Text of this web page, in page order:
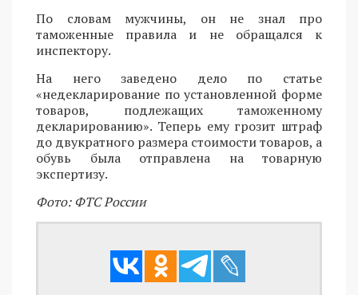
По словам мужчины, он не знал про
таможенные правила и не обращался к
инспектору.
На него заведено дело по статье
«недекларирование по установленной форме
товаров, подлежащих таможенному
декларированию». Теперь ему грозит штраф
до двукратного размера стоимости товаров, а
обувь была отправлена на товарную
экспертизу.
Фото: ФТС России